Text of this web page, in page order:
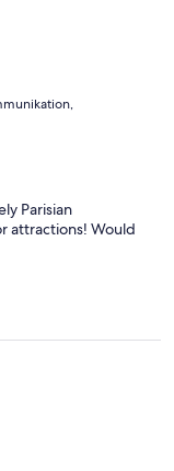
Parisian
attractions! Would